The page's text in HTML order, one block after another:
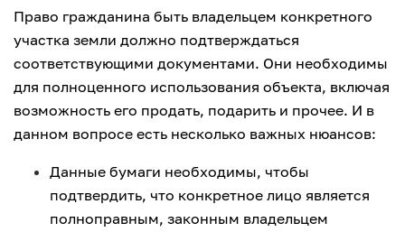
Право гражданина быть владельцем конкретного
участка земли должно подтверждаться
соответствующими документами. Они необходимы
для полноценного использования объекта, включая
возможность его продать, подарить и прочее. И в
данном вопросе есть несколько важных нюансов:
Данные бумаги необходимы, чтобы
подтвердить, что конкретное лицо является
полноправным, законным владельцем